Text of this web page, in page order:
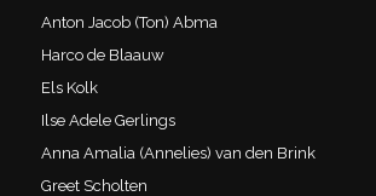
Anton Jacob (Ton) Abma
Harco de Blaauw
Els Kolk
Ilse Adele Gerlings
Anna Amalia (Annelies) van den Brink
Greet Scholten